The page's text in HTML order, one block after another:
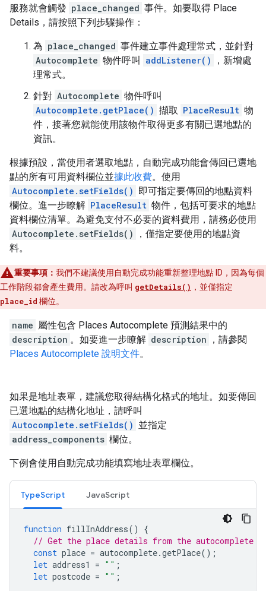
服務就會觸發 place_changed 事件。如要取得 Place
Details，請按照下列步驟操作：
為 place_changed 事件建立事件處理常式，並針對
Autocomplete 物件呼叫 addListener()
，新增處
理常式。
針對 Autocomplete 物件呼叫
Autocomplete.getPlace() 擷取 PlaceResult 物
件，接著您就能使用該物件取得更多有關已選地點的
資訊。
根據預設，當使用者選取地點，自動完成功能會傳回已選地
點的所有可用資料欄位並據此收費。使用
Autocomplete.setFields() 即可指定要傳回的地點資料
欄位。進一步瞭解 PlaceResult 物件，包括可要求的地點
資料欄位清單。為避免支付不必要的資料費用，請務必使用
Autocomplete.setFields()
，僅指定要使用的地點資
料。
重要事項： 我們不建議使用自動完成功能重新整理地點 ID，因為每個
工作階段都會產生費用。請改為呼叫 getDetails() ，並僅指定
place_id 欄位。
name 屬性包含 Places Autocomplete 預測結果中的
description 。如要進一步瞭解 description
，請參閱
Places Autocomplete 說明文件。
如果是地址表單，建議您取得結構化格式的地址。如要傳回
已選地點的結構化地址，請呼叫
Autocomplete.setFields() 並指定
address_components 欄位。
下例會使用自動完成功能填寫地址表單欄位。
TypeScript JavaScript
function fillInAddress()
{
// Get the place details from the autocomplete
const place = autocomplete.getPlace();
let address1 = "" ;
let postcode = "" ;